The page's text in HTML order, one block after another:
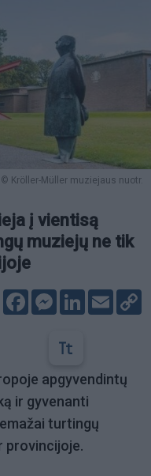
© Kröller-Müller muziejaus nuotr.
į vientisą
muziejų ne tik
FacebookMessenger
LinkedIn
Email
apgyvendintų
ir gyvenanti
turtingų
provincijoje.